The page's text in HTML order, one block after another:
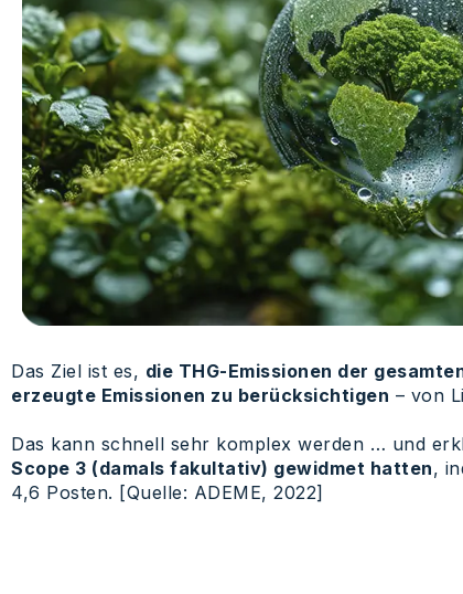
Das Ziel ist es, die THG-Emissionen der
erzeugte Emissionen zu berücksichtigen – von
Das kann schnell sehr komplex werden … und
Scope 3 (damals fakultativ) gewidmet hatten,
4,6 Posten. [Quelle: ADEME, 2022]